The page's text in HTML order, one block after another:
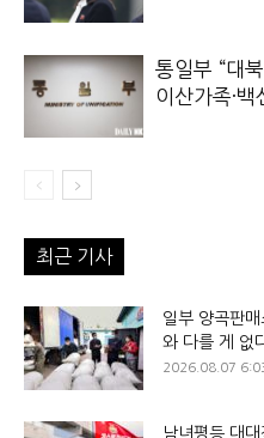
통일부 “대
이산가족·백
최근 기사
일부 양곡판
와 다를 게 없
2026.08.07
남녀평등 대